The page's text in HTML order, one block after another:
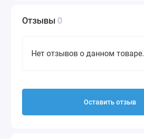
Отзывы 0
Нет отзывов о данном товаре.
Оставить отзыв